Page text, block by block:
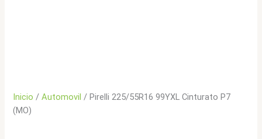
Inicio /Automovil / Pirelli 225/55R16 99YXL Cinturato P7
(MO)